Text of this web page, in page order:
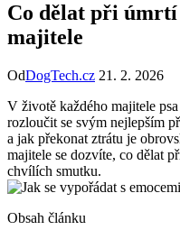
Co dělat při úmrtí
majitele
OdDogTech.cz 21. 2. 2026
V životě každého majitele
rozloučit se svým nejlepším
a jak překonat ztrátu je
majitele se dozvíte, co dělat
chvílích smutku.
Obsah článku